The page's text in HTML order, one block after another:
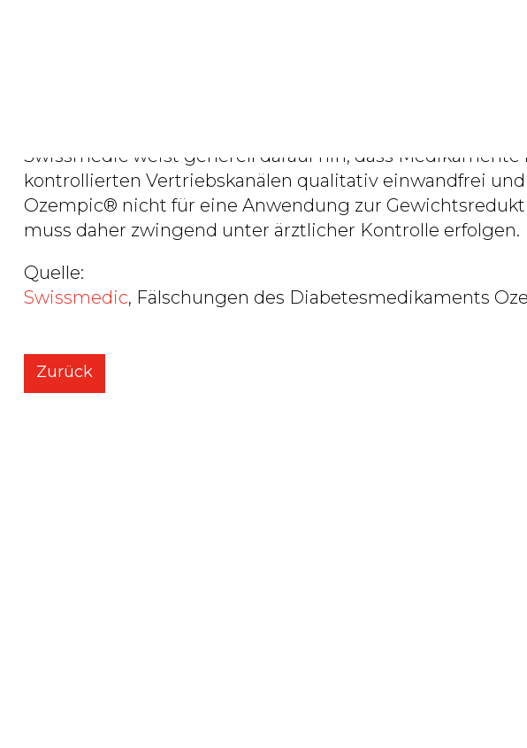
Originale sind von den Fälschungen optisch leicht zu
von Original und Fälschung des Regierungspräsidiums
Swissmedic weist generell darauf hin, dass
kontrollierten Vertriebskanälen qualitativ einwandfrei
Ozempic® nicht für eine Anwendung zur
muss daher zwingend unter ärztlicher Kontrolle erfolgen.
Quelle:
Swissmedic, Fälschungen des Diabetesmedikaments
Zurück